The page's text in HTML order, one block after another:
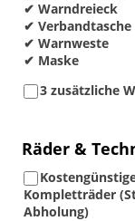
✔ Warndreieck
✔ Verbandtasche
✔ Warnweste
✔ Maske
3 zusätzliche
Räder &
Kompletträder
Abholung)